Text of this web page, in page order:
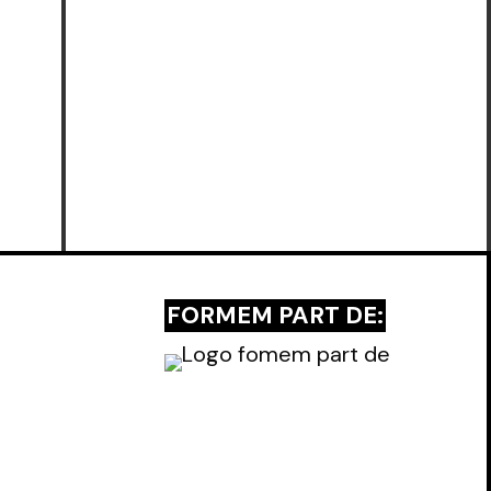
FORMEM PART DE: